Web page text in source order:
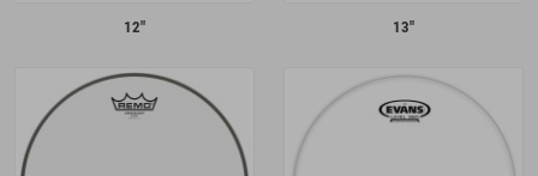
12" 13"